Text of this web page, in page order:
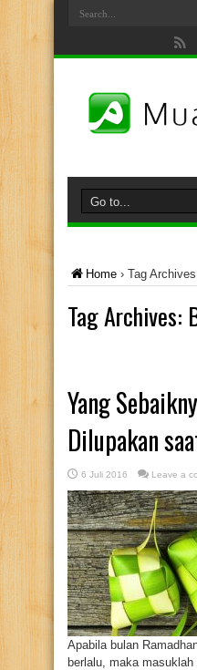
Home › Tag
Tag Archives:
Yang
Dilupakan
6 Juli 2016 Leave a
Apabila bulan
berlalu, maka